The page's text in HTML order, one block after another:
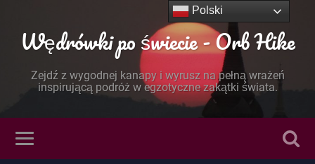
Wędrówki po świecie - Orb Hike
Zejdź z wygodnej kanapy i wyrusz na pełną wrażeń
inspirującą podróż w egzotyczne zakątki świata.
Polski